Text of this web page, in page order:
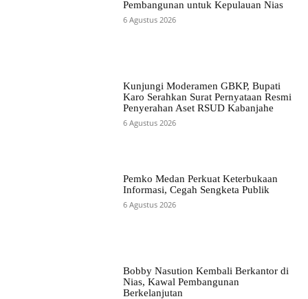
Pembangunan untuk Kepulauan Nias
6 Agustus 2026
Kunjungi Moderamen GBKP, Bupati
Karo Serahkan Surat Pernyataan Resmi
Penyerahan Aset RSUD Kabanjahe
6 Agustus 2026
Pemko Medan Perkuat Keterbukaan
Informasi, Cegah Sengketa Publik
6 Agustus 2026
Bobby Nasution Kembali Berkantor di
Nias, Kawal Pembangunan
Berkelanjutan